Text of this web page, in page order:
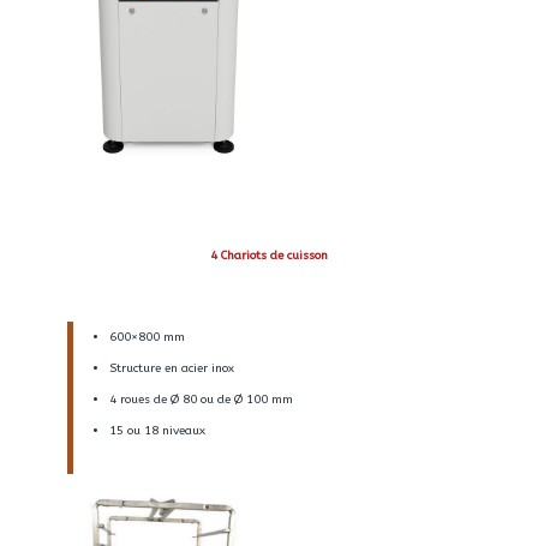
4 Chariots de cuisson
600×800 mm
Structure en acier inox
4 roues de Ø 80 ou de Ø 100 mm
15 ou 18 niveaux